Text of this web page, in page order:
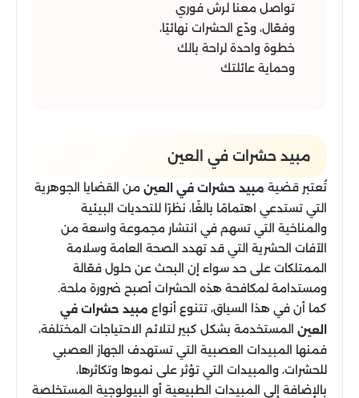
تواصل معنا لرش فوري
وفعّال، ودّع الحشرات نهائيًا،
خطوة واحدة لراحة بالك
وحماية عائلتك
مبيد حشرات​ في العين
تُعتبر قضية مبيد حشرات​ في العين من القضايا الجوهرية
التي تستدعي اهتمامًا بالغًا، نظرًا للتحديات البيئية
والمناخية التي تسهم في انتشار مجموعة واسعة من
الآفات الحشرية التي قد تهدد الصحة العامة وسلامة
الممتلكات على حد سواء إن البحث عن حلول فعّالة
ومستدامة لمكافحة هذه الحشرات أصبح ضرورة ملحة.
كما أن في هذا السياق، تتنوع أنواع مبيد حشرات​ في
العين المستخدمة بشكل كبير لتلائم الاحتياجات المختلفة،
فمنها المبيدات العصبية التي تستهدف الجهاز العصبي
للحشرات، والمبيدات التي تؤثر على نموها وتكاثرها،
بالإضافة إلى المبيدات الطبيعية أو البيولوجية المستخلصة